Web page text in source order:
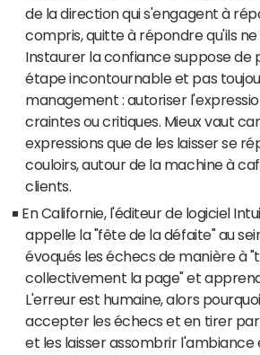
de la direction qui s'engagent à
compris, quitte à répondre qu'ils ne
Instaurer la confiance suppose de
étape incontournable et pas
management : autoriser
craintes ou critiques. Mieux vaut
expressions que de les laisser se
couloirs, autour de la machine à
clients.
En Californie, l'éditeur de logiciel
appelle la "fête de la défaite" au
évoqués les échecs de manière à
collectivement la page" et
L'erreur est humaine, alors
accepter les échecs et en tirer
et les laisser assombrir l'ambiance